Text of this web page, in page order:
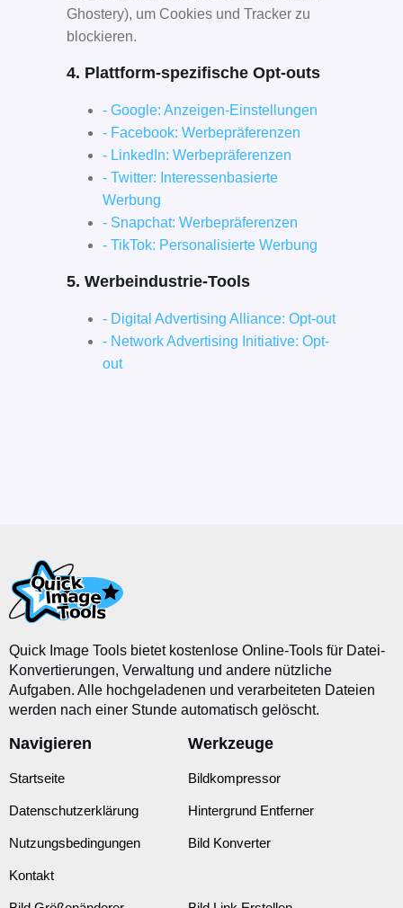
Ghostery), um Cookies und Tracker zu
blockieren.
4. Plattform-spezifische Opt-outs
- Google: Anzeigen-Einstellungen
- Facebook: Werbepräferenzen
- LinkedIn: Werbepräferenzen
- Twitter: Interessenbasierte
Werbung
- Snapchat: Werbepräferenzen
- TikTok: Personalisierte Werbung
5. Werbeindustrie-Tools
- Digital Advertising Alliance: Opt-out
- Network Advertising Initiative: Opt-
out
Quick Image Tools bietet kostenlose Online-Tools für Datei-
Konvertierungen, Verwaltung und andere nützliche
Aufgaben. Alle hochgeladenen und verarbeiteten Dateien
werden nach einer Stunde automatisch gelöscht.
Navigieren
Startseite
Datenschutzerklärung
Nutzungsbedingungen
Kontakt
Werkzeuge
Bildkompressor
Hintergrund Entferner
Bild Konverter